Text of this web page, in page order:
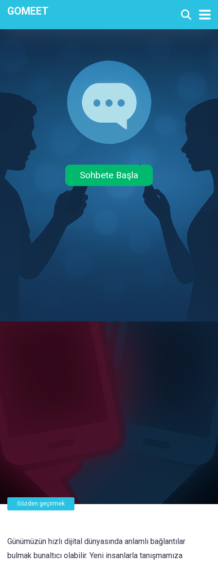
GOMEET
Sohbete Başla
Gözden geçirmek
Günümüzün hızlı dijital dünyasında anlamlı bağlantılar
bulmak bunaltıcı olabilir. Yeni insanlarla tanışmamıza